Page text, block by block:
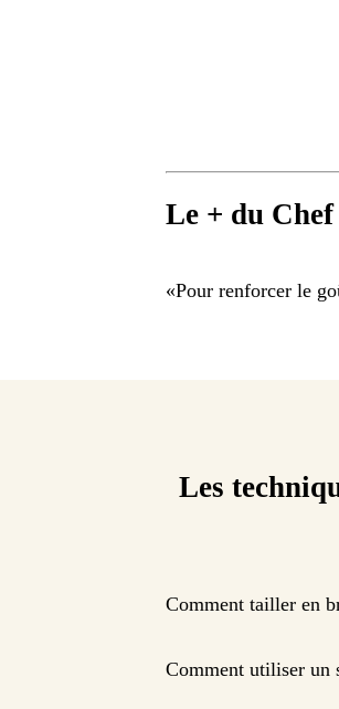
Le + du Chef
«Pour renforcer le
Les
Comment tailler en
Comment utiliser un